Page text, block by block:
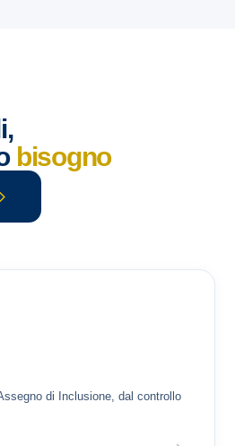
bisogno
di Inclusione, dal controllo